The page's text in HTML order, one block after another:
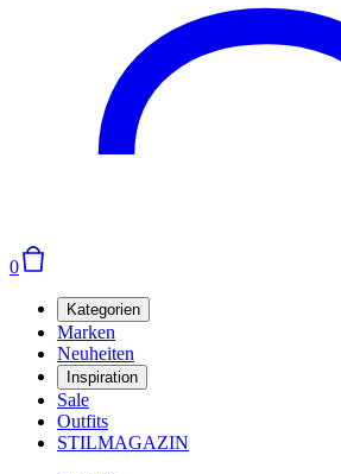
0
Kategorien
Marken
Neuheiten
Inspiration
Sale
Outfits
STILMAGAZIN